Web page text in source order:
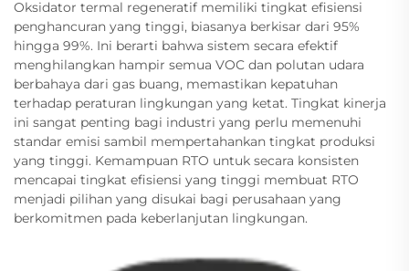
Oksidator termal regeneratif memiliki tingkat efisiensi
penghancuran yang tinggi, biasanya berkisar dari 95%
hingga 99%. Ini berarti bahwa sistem secara efektif
menghilangkan hampir semua VOC dan polutan udara
berbahaya dari gas buang, memastikan kepatuhan
terhadap peraturan lingkungan yang ketat. Tingkat kinerja
ini sangat penting bagi industri yang perlu memenuhi
standar emisi sambil mempertahankan tingkat produksi
yang tinggi. Kemampuan RTO untuk secara konsisten
mencapai tingkat efisiensi yang tinggi membuat RTO
menjadi pilihan yang disukai bagi perusahaan yang
berkomitmen pada keberlanjutan lingkungan.